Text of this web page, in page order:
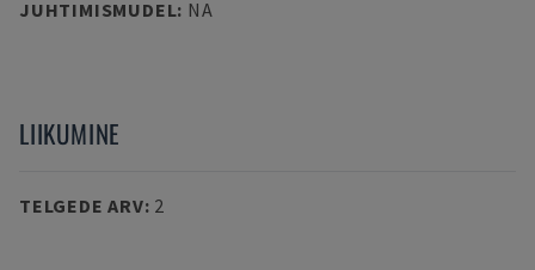
JUHTIMISMUDEL: NA
LIIKUMINE
TELGEDE ARV: 2